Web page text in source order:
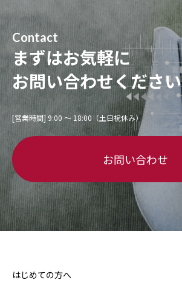
Contact
まずはお気軽に
お問い合わせください
[営業時間] 9:00 〜 18:00（土日祝休み）
お問い合わせ
はじめての方へ